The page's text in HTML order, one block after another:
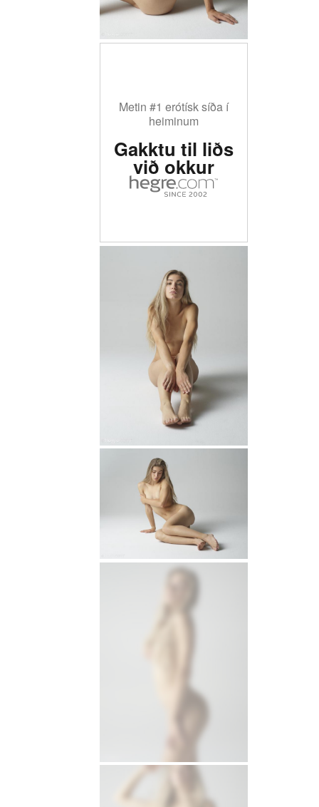
Metin #1 erótísk síða í
heiminum
Gakktu til liðs
við okkur